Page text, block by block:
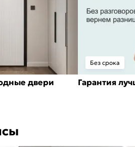
двери
Без срока
Гарантия